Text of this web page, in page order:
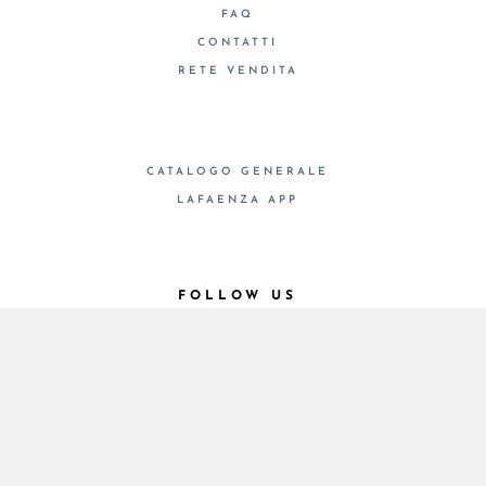
FAQ
CONTATTI
RETE VENDITA
CATALOGO GENERALE
LAFAENZA APP
FOLLOW US